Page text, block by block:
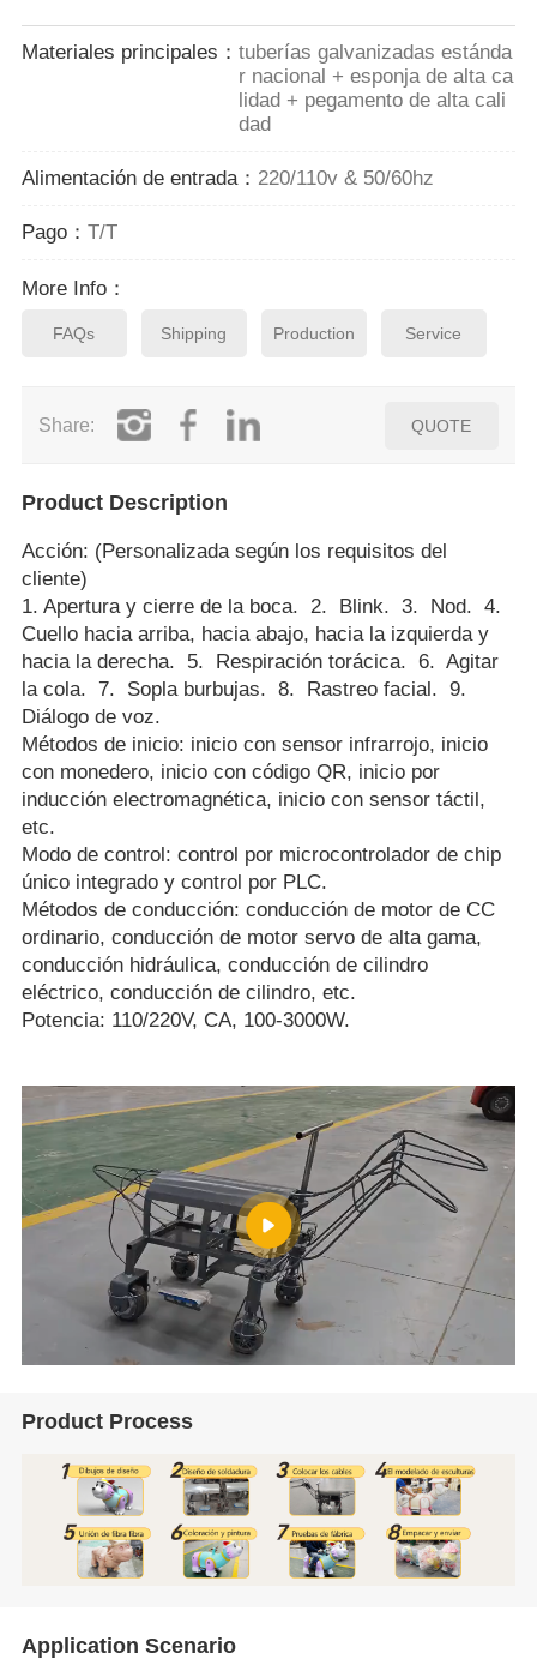
Materiales principales： tuberías galvanizadas estánda
r nacional + esponja de alta ca
lidad + pegamento de alta cali
dad
Alimentación de entrada： 220/110v & 50/60hz
Pago： T/T
More Info：
FAQs Shipping Production Service
Share: QUOTE
Product Description
Acción: (Personalizada según los requisitos del
cliente)
1. Apertura y cierre de la boca. 2. Blink. 3. Nod. 4.
Cuello hacia arriba, hacia abajo, hacia la izquierda y
hacia la derecha. 5. Respiración torácica. 6. Agitar
la cola. 7. Sopla burbujas. 8. Rastreo facial. 9.
Diálogo de voz.
Métodos de inicio: inicio con sensor infrarrojo, inicio
con monedero, inicio con código QR, inicio por
inducción electromagnética, inicio con sensor táctil,
etc.
Modo de control: control por microcontrolador de chip
único integrado y control por PLC.
Métodos de conducción: conducción de motor de CC
ordinario, conducción de motor servo de alta gama,
conducción hidráulica, conducción de cilindro
eléctrico, conducción de cilindro, etc.
Potencia: 110/220V, CA, 100-3000W.
Product Process
Application Scenario